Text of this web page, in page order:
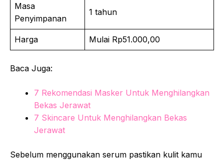
Masa
Penyimpanan
1 tahun
Harga Mulai Rp51.000,00
Baca Juga:
7 Rekomendasi Masker Untuk Menghilangkan
Bekas Jerawat
7 Skincare Untuk Menghilangkan Bekas
Jerawat
Sebelum menggunakan serum pastikan kulit kamu